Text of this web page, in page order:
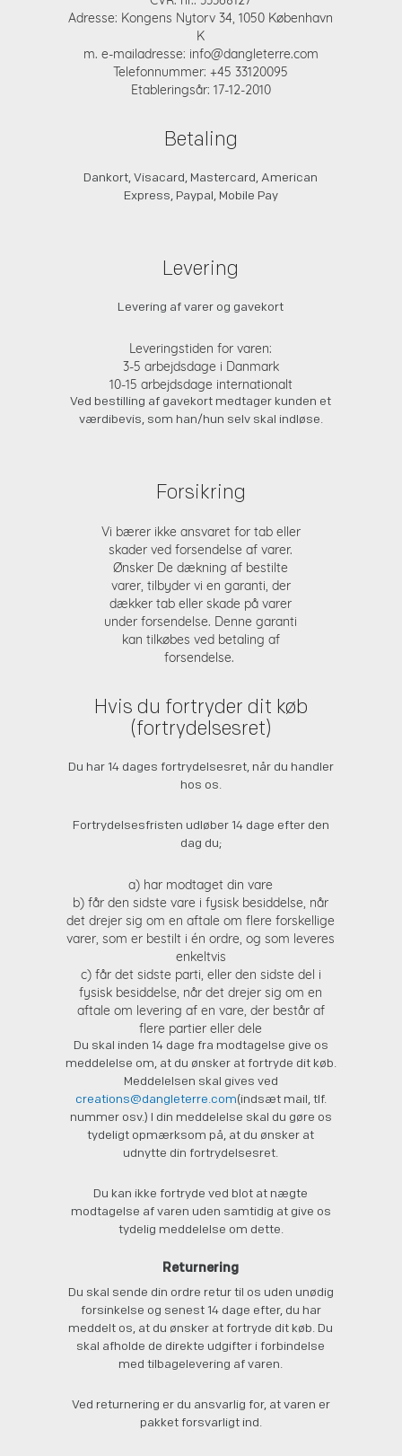
Adresse: Kongens Nytorv 34, 1050 København
K
m. e-mailadresse: info@dangleterre.com
Telefonnummer: +45 33120095
Etableringsår: 17-12-2010
Betaling
Dankort, Visacard, Mastercard, American
Express, Paypal, Mobile Pay
Levering
Levering af varer og gavekort
Leveringstiden for varen:
3-5 arbejdsdage i Danmark
10-15 arbejdsdage internationalt
Ved bestilling af gavekort medtager kunden et
værdibevis, som han/hun selv skal indløse.
Forsikring
Vi bærer ikke ansvaret for tab eller
skader ved forsendelse af varer.
Ønsker De dækning af bestilte
varer, tilbyder vi en garanti, der
dækker tab eller skade på varer
under forsendelse. Denne garanti
kan tilkøbes ved betaling af
forsendelse.
Hvis du fortryder dit køb
(fortrydelsesret)
Du har 14 dages fortrydelsesret, når du handler
hos os.
Fortrydelsesfristen udløber 14 dage efter den
dag du;
a) har modtaget din vare
b) får den sidste vare i fysisk besiddelse, når
det drejer sig om en aftale om flere forskellige
varer, som er bestilt i én ordre, og som leveres
enkeltvis
c) får det sidste parti, eller den sidste del i
fysisk besiddelse, når det drejer sig om en
aftale om levering af en vare, der består af
flere partier eller dele
Du skal inden 14 dage fra modtagelse give os
meddelelse om, at du ønsker at fortryde dit køb.
Meddelelsen skal gives ved
creations@dangleterre.com(indsæt mail, tlf.
nummer osv.) I din meddelelse skal du gøre os
tydeligt opmærksom på, at du ønsker at
udnytte din fortrydelsesret.
Du kan ikke fortryde ved blot at nægte
modtagelse af varen uden samtidig at give os
tydelig meddelelse om dette.
Returnering
Du skal sende din ordre retur til os uden unødig
forsinkelse og senest 14 dage efter, du har
meddelt os, at du ønsker at fortryde dit køb. Du
skal afholde de direkte udgifter i forbindelse
med tilbagelevering af varen.
Ved returnering er du ansvarlig for, at varen er
pakket forsvarligt ind.